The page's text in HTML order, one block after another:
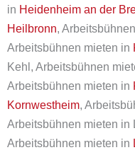
in Heidenheim an der
Heilbronn,
Arbeitsbühnen mieten in
Kehl, Arbeitsbühnen
Arbeitsbühnen mieten in
Kornwestheim,
Arbeitsbühnen mieten in
Arbeitsbühnen mieten in